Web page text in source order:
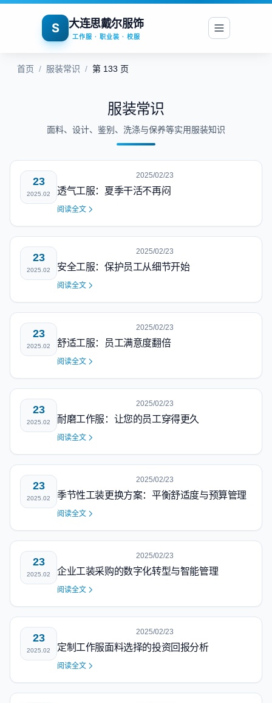
S 大连思戴尔服饰
工作服 · 职业装 · 校服
首页 / 服装常识 / 第 133 页
服装常识
面料、设计、鉴别、洗涤与保养等实用服装知识
23
2025.02
2025/02/23
透气工服：夏季干活不再闷
阅读全文
23
2025.02
2025/02/23
安全工服：保护员工从细节开始
阅读全文
23
2025.02
2025/02/23
舒适工服：员工满意度翻倍
阅读全文
23
2025.02
2025/02/23
耐磨工作服：让您的员工穿得更久
阅读全文
23
2025.02
2025/02/23
季节性工装更换方案：平衡舒适度与预算管理
阅读全文
23
2025.02
2025/02/23
企业工装采购的数字化转型与智能管理
阅读全文
23
2025.02
2025/02/23
定制工作服面料选择的投资回报分析
阅读全文